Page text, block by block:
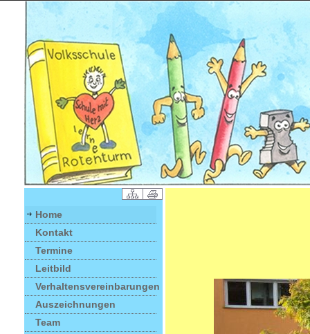
Home
Kontakt
Termine
Leitbild
Verhaltensvereinbarungen
Auszeichnungen
Team